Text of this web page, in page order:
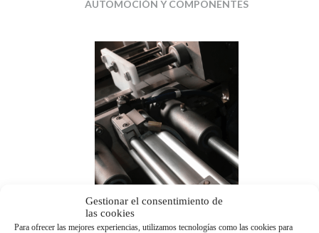
Gestionar el consentimiento de
las cookies
Para ofrecer las mejores experiencias, utilizamos tecnologías como las cookies para
AUTOMOCIÓN Y COMPONENTES
ENVASE Y EMBALAJE